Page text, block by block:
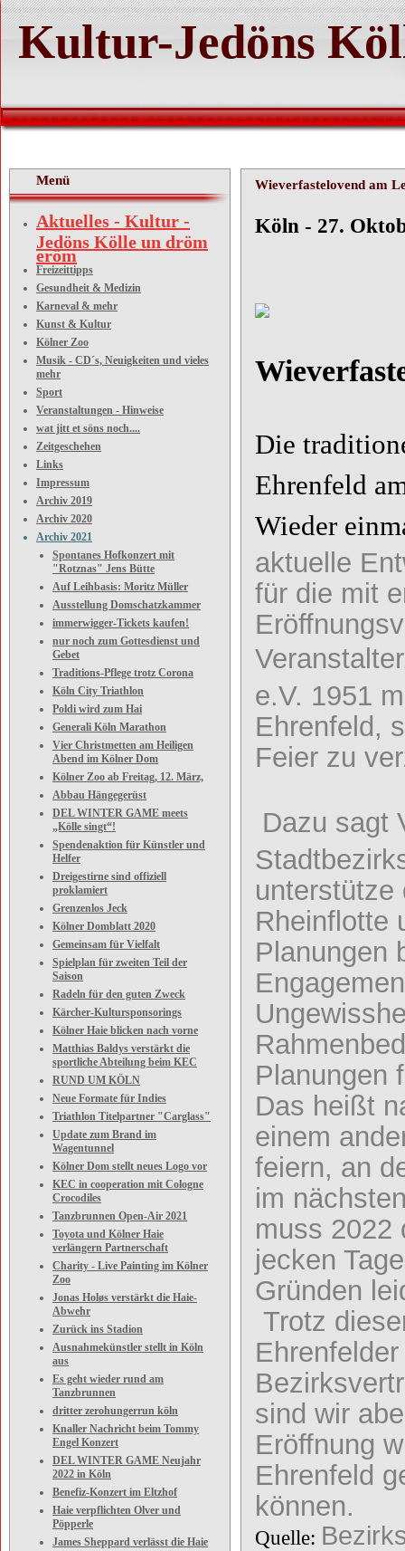
Kultur-Jedöns
Menü
Aktuelles - Kultur -
Jedöns Kölle un dröm
eröm
Freizeittipps
Gesundheit & Medizin
Karneval & mehr
Kunst & Kultur
Kölner Zoo
Musik - CD´s, Neuigkeiten und vieles
mehr
Sport
Veranstaltungen - Hinweise
wat jitt et söns noch....
Zeitgeschehen
Links
Impressum
Archiv 2019
Archiv 2020
Archiv 2021
Spontanes Hofkonzert mit
"Rotznas" Jens Bütte
Auf Leihbasis: Moritz Müller
Ausstellung Domschatzkammer
immerwigger-Tickets kaufen!
nur noch zum Gottesdienst und
Gebet
Traditions-Pflege trotz Corona
Köln City Triathlon
Poldi wird zum Hai
Generali Köln Marathon
Vier Christmetten am Heiligen
Abend im Kölner Dom
Kölner Zoo ab Freitag, 12. März,
Abbau Hängegerüst
DEL WINTER GAME meets
„Kölle singt“!
Spendenaktion für Künstler und
Helfer
Dreigestirne sind offiziell
proklamiert
Grenzenlos Jeck
Kölner Domblatt 2020
Gemeinsam für Vielfalt
Spielplan für zweiten Teil der
Saison
Radeln für den guten Zweck
Kärcher-Kultursponsorings
Kölner Haie blicken nach vorne
Matthias Baldys verstärkt die
sportliche Abteilung beim KEC
RUND UM KÖLN
Neue Formate für Indies
Triathlon Titelpartner "Carglass"
Update zum Brand im
Wagentunnel
Kölner Dom stellt neues Logo vor
KEC in cooperation mit Cologne
Crocodiles
Tanzbrunnen Open-Air 2021
Toyota und Kölner Haie
verlängern Partnerschaft
Charity - Live Painting im Kölner
Zoo
Jonas Holøs verstärkt die Haie-
Abwehr
Zurück ins Stadion
Ausnahmekünstler stellt in Köln
aus
Es geht wieder rund am
Tanzbrunnen
dritter zerohungerrun köln
Knaller Nachricht beim Tommy
Engel Konzert
DEL WINTER GAME Neujahr
2022 in Köln
Benefiz-Konzert im Eltzhof
Haie verpflichten Olver und
Pöpperle
James Sheppard verlässt die Haie
Wieverfastelovend am
Köln - 27.
Die
Ehrenfeld
Wieder
aktuelle
für die mit
e.V. 1951
Ehrenfeld,
Feier zu
Dazu sagt
unterstütze
Rheinflotte
Planungen
Planungen
Das heißt
einem
feiern, an
im
muss 2022
jecken
Gründen
Trotz
sind wir
Eröffnung
Ehrenfeld
können.
Quelle: